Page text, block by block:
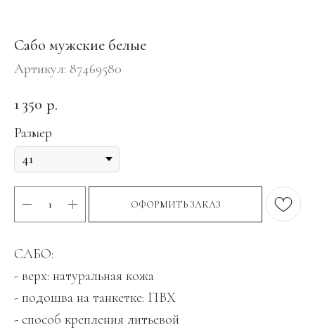
Сабо мужские белые
Артикул: 87469580
1 350 р.
Размер
ОФОРМИТЬ ЗАКАЗ
САБО:
- верх: натуральная кожа
- подошва на танкетке: ПВХ
- способ крепления литьевой